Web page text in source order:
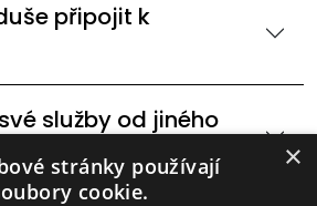
připojit k
služby od jiného
internetu?
×
stránky používají
cookie.